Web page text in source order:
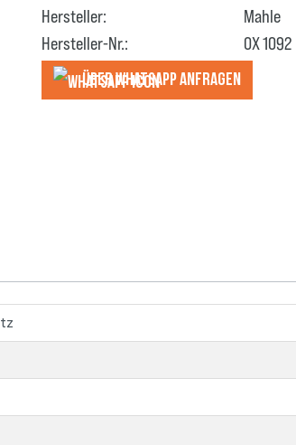
Hersteller:
Mahle
Hersteller-Nr.:
OX 1092
Über WhatsApp anfragеn